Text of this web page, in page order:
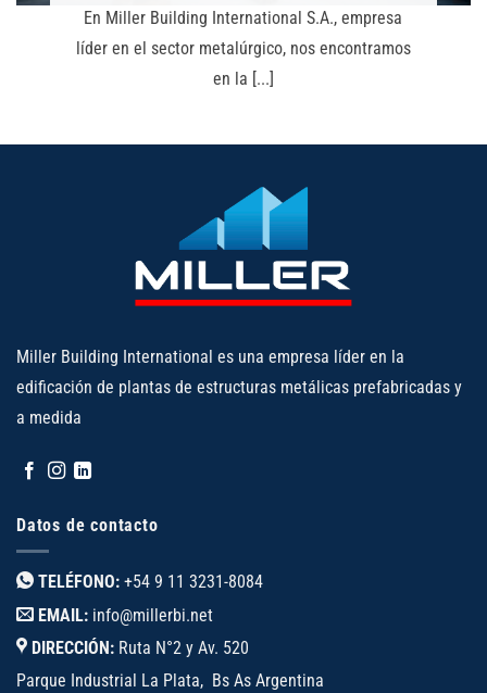
En Miller Building International S.A., empresa
líder en el sector metalúrgico, nos encontramos
en la [...]
Miller Building International es una empresa líder en la
edificación de plantas de estructuras metálicas prefabricadas y
a medida
Datos de contacto
TELÉFONO: +54 9 11 3231-8084
EMAIL: info@millerbi.net
DIRECCIÓN: Ruta N°2 y Av. 520
Parque Industrial La Plata, Bs As Argentina